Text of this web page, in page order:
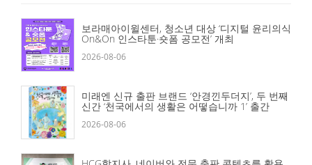
보라매아이윌센터, 청소년 대상 ‘디지털 윤리의식
On&On 인스타툰·숏폼 공모전’ 개최
2026-08-06
미래엔 신규 출판 브랜드 ‘안경낀두더지’, 두 번째
신간 ‘천국에서의 생활은 어떻습니까 1’ 출간
2026-08-06